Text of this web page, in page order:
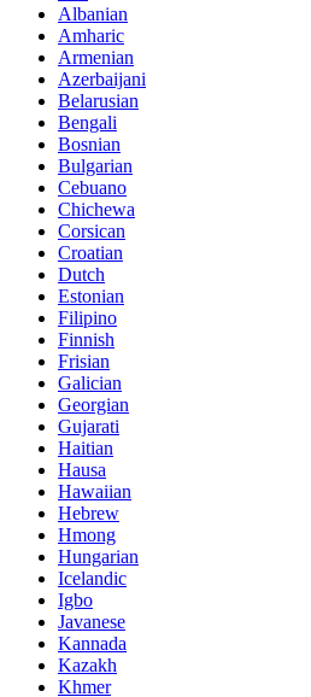
Albanian
Amharic
Armenian
Azerbaijani
Belarusian
Bengali
Bosnian
Bulgarian
Cebuano
Chichewa
Corsican
Croatian
Dutch
Estonian
Filipino
Finnish
Frisian
Galician
Georgian
Gujarati
Haitian
Hausa
Hawaiian
Hebrew
Hmong
Hungarian
Icelandic
Igbo
Javanese
Kannada
Kazakh
Khmer